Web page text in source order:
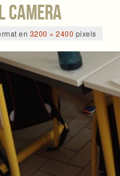
CAMERA
en 3200 × 2400 pixels